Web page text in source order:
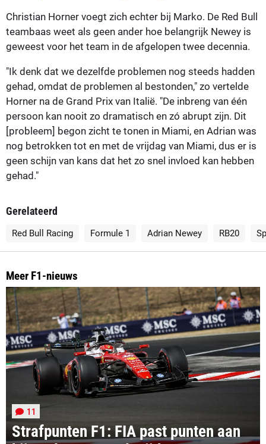
Christian Horner voegt zich echter bij Marko. De Red Bull
teambaas weet als geen ander hoe belangrijk Newey is
geweest voor het team in de afgelopen twee decennia.
"Ik denk dat we dezelfde problemen nog steeds hadden
gehad, omdat de problemen al bestonden," zo vertelde
Horner na de Grand Prix van Italië. "De inbreng van één
persoon kan nooit zo dramatisch en zó abrupt zijn. Dit
[probleem] begon zicht te tonen in Miami, en Adrian was
nog betrokken tot en met de vrijdag van Miami, dus er is
geen schijn van kans dat het zo snel invloed kan hebben
gehad."
Gerelateerd
Red Bull Racing Formule 1 Adrian Newey RB20
Meer F1-nieuws
Strafpunten F1: FIA past punten aan
11